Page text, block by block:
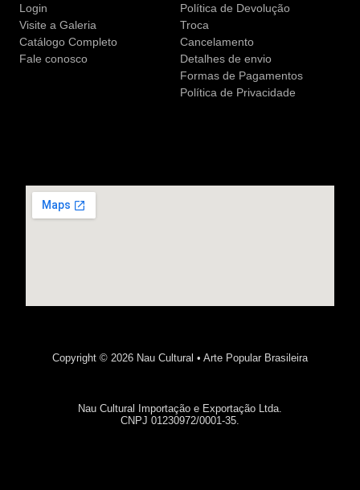
Login
Visite a Galeria
Catálogo Completo
Fale conosco
Política de Devolução
Troca
Cancelamento
Detalhes de envio
Formas de Pagamentos
Política de Privacidade
Copyright © 2026 Nau Cultural • Arte Popular Brasileira
Nau Cultural Importação e Exportação Ltda.
CNPJ 01230972/0001-35.